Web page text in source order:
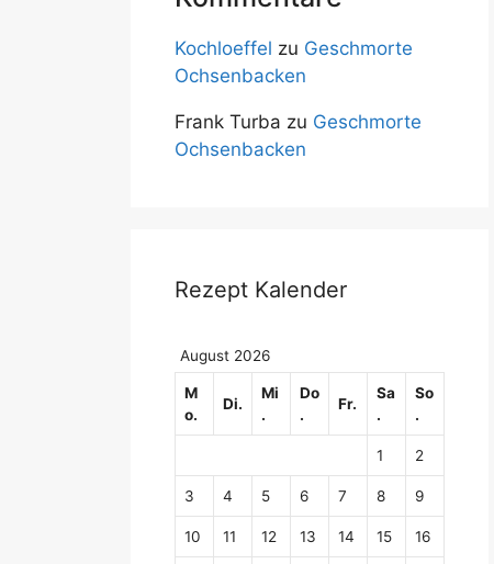
Kochloeffel zu Geschmorte
Ochsenbacken
Frank Turba zu Geschmorte
Ochsenbacken
Rezept Kalender
August 2026
M
o.
Di.
Mi
.
Do
.
Fr.
Sa
.
So
.
1 2
3 4 5 6 7 8 9
10 11 12 13 14 15 16